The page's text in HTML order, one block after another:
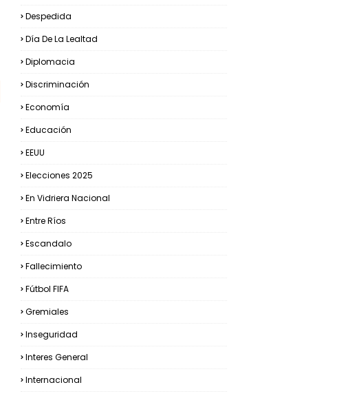
Despedida
Día De La Lealtad
Diplomacia
Discriminación
Economía
Educación
EEUU
Elecciones 2025
En Vidriera Nacional
Entre Ríos
Escandalo
Fallecimiento
Fútbol FIFA
Gremiales
Inseguridad
Interes General
Internacional